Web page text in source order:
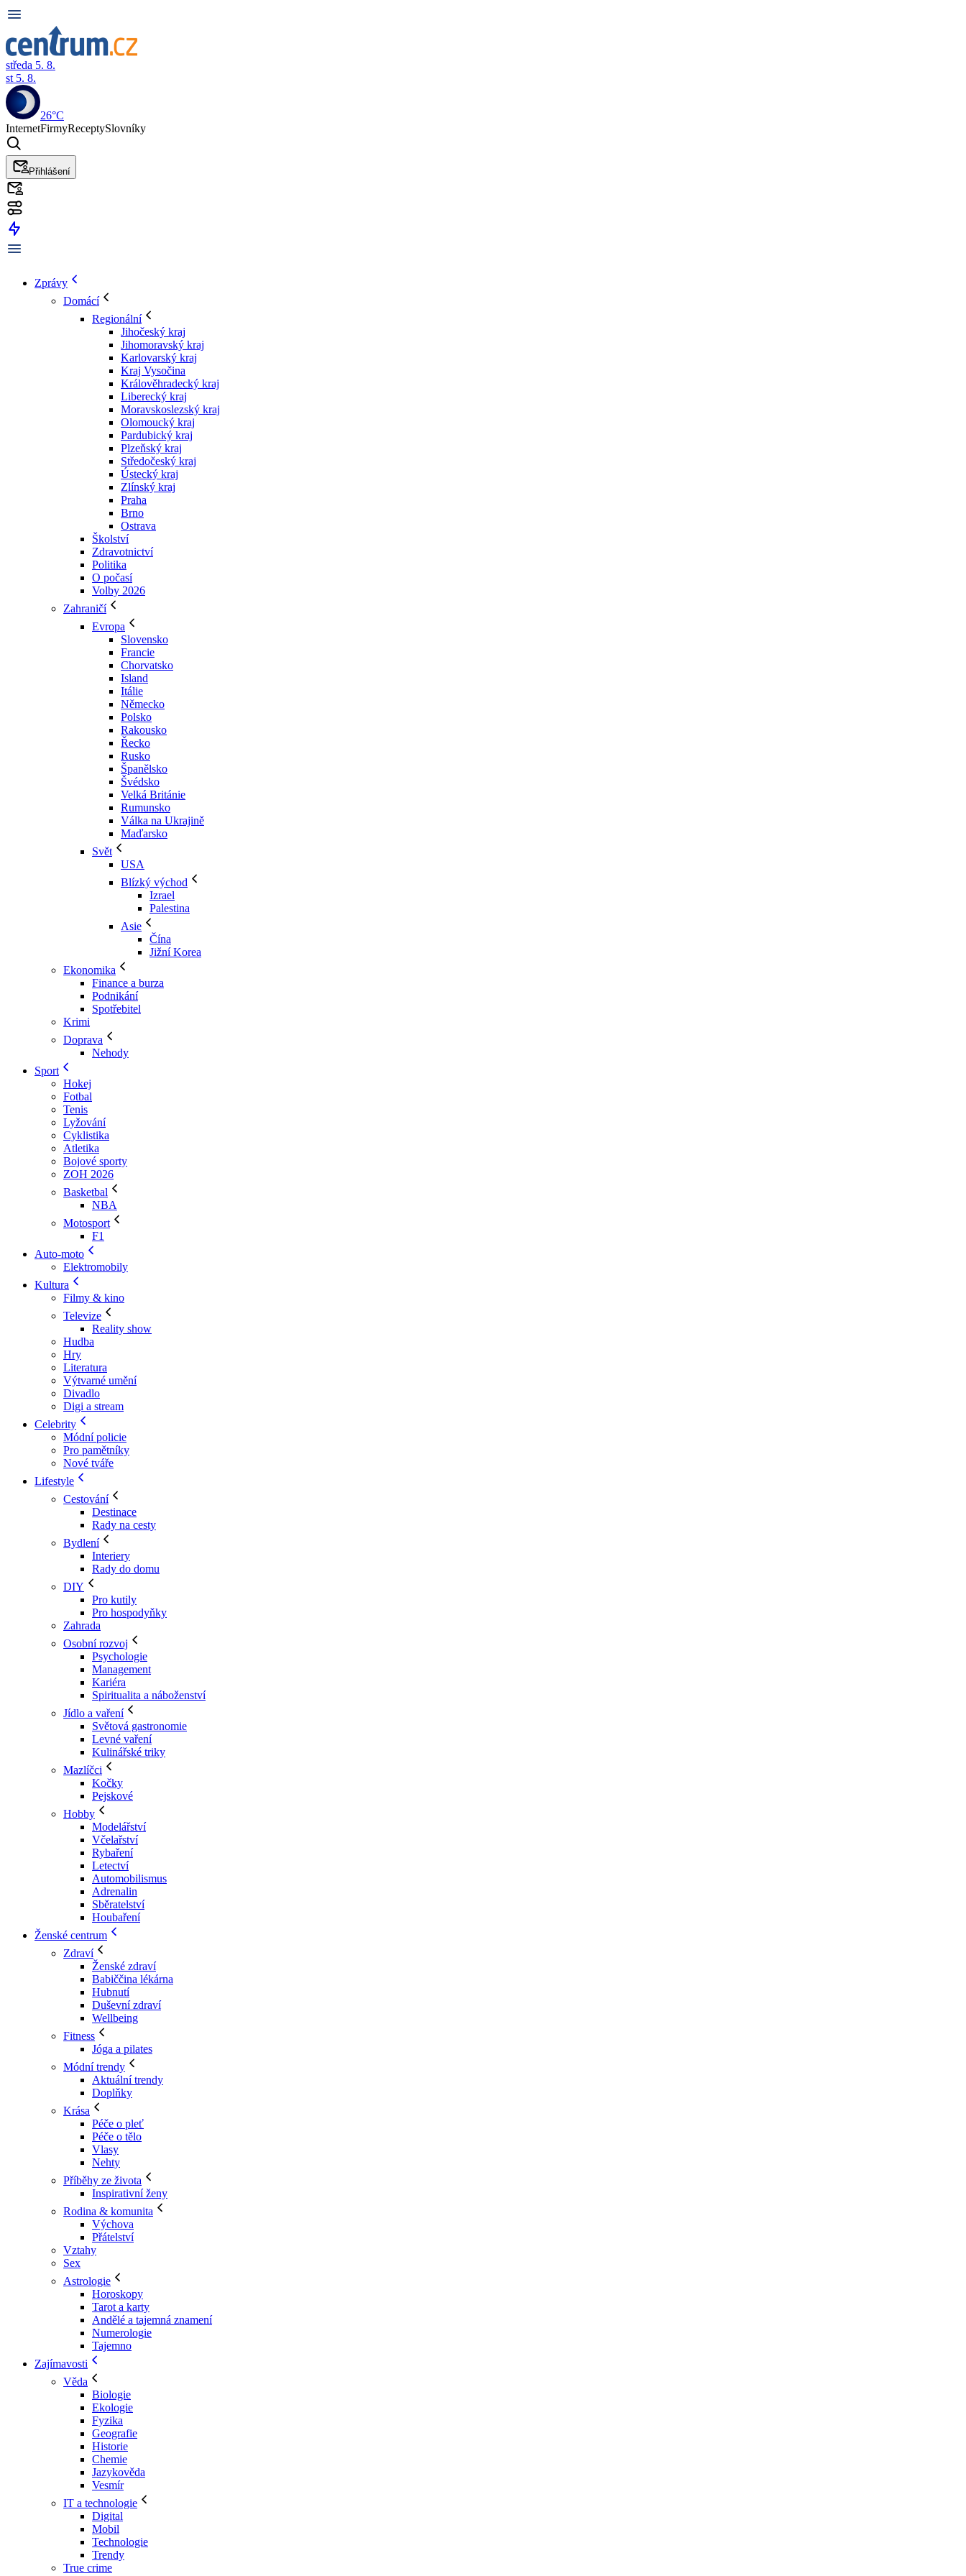
středa 5. 8.
st 5. 8.
26°C
InternetFirmyReceptySlovníky
Přihlášení
Zprávy
Domácí
Regionální
Jihočeský kraj
Jihomoravský kraj
Karlovarský kraj
Kraj Vysočina
Králověhradecký kraj
Liberecký kraj
Moravskoslezský kraj
Olomoucký kraj
Pardubický kraj
Plzeňský kraj
Středočeský kraj
Ústecký kraj
Zlínský kraj
Praha
Brno
Ostrava
Školství
Zdravotnictví
Politika
O počasí
Volby 2026
Zahraničí
Evropa
Slovensko
Francie
Chorvatsko
Island
Itálie
Německo
Polsko
Rakousko
Řecko
Rusko
Španělsko
Švédsko
Velká Británie
Rumunsko
Válka na Ukrajině
Maďarsko
Svět
USA
Blízký východ
Izrael
Palestina
Asie
Čína
Jižní Korea
Ekonomika
Finance a burza
Podnikání
Spotřebitel
Krimi
Doprava
Nehody
Sport
Hokej
Fotbal
Tenis
Lyžování
Cyklistika
Atletika
Bojové sporty
ZOH 2026
Basketbal
NBA
Motosport
F1
Auto-moto
Elektromobily
Kultura
Filmy & kino
Televize
Reality show
Hudba
Hry
Literatura
Výtvarné umění
Divadlo
Digi a stream
Celebrity
Módní policie
Pro pamětníky
Nové tváře
Lifestyle
Cestování
Destinace
Rady na cesty
Bydlení
Interiery
Rady do domu
DIY
Pro kutily
Pro hospodyňky
Zahrada
Osobní rozvoj
Psychologie
Management
Kariéra
Spiritualita a náboženství
Jídlo a vaření
Světová gastronomie
Levné vaření
Kulinářské triky
Mazlíčci
Kočky
Pejskové
Hobby
Modelářství
Včelařství
Rybaření
Letectví
Automobilismus
Adrenalin
Sběratelství
Houbaření
Ženské centrum
Zdraví
Ženské zdraví
Babiččina lékárna
Hubnutí
Duševní zdraví
Wellbeing
Fitness
Jóga a pilates
Módní trendy
Aktuální trendy
Doplňky
Krása
Péče o pleť
Péče o tělo
Vlasy
Nehty
Příběhy ze života
Inspirativní ženy
Rodina & komunita
Výchova
Přátelství
Vztahy
Sex
Astrologie
Horoskopy
Tarot a karty
Andělé a tajemná znamení
Numerologie
Tajemno
Zajímavosti
Věda
Biologie
Ekologie
Fyzika
Geografie
Historie
Chemie
Jazykověda
Vesmír
IT a technologie
Digital
Mobil
Technologie
Trendy
True crime